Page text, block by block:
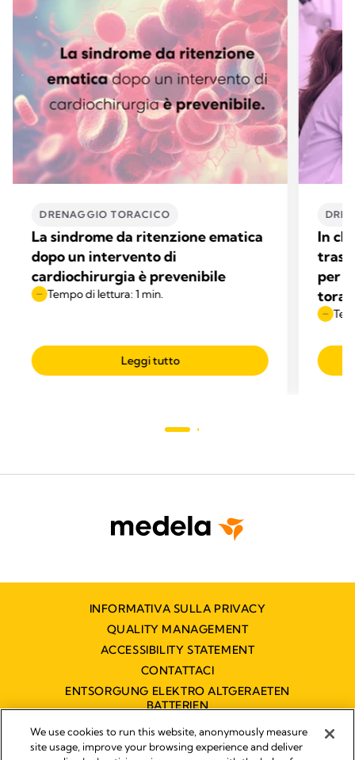
DRENAGGIO TORACICO
La sindrome da ritenzione ematica
dopo un intervento di
cardiochirurgia è prevenibile
Tempo di lettura: 1 min.
Leggi tutto
In
per
INFORMATIVA SULLA PRIVACY
QUALITY MANAGEMENT
ACCESSIBILITY STATEMENT
CONTATTACI
ENTSORGUNG ELEKTRO ALTGERAETEN
BATTERIEN
DICHIARAZIONE DI ACCESSIBILITÀ
We use cookies to run this website, anonymously measure
site usage, improve your browsing experience and deliver